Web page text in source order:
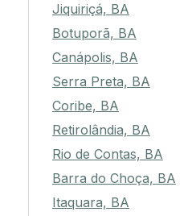
Jiquiriçá, BA
Botuporã, BA
Canápolis, BA
Serra Preta, BA
Coribe, BA
Retirolândia, BA
Rio de Contas, BA
Barra do Choça, BA
Itaquara, BA